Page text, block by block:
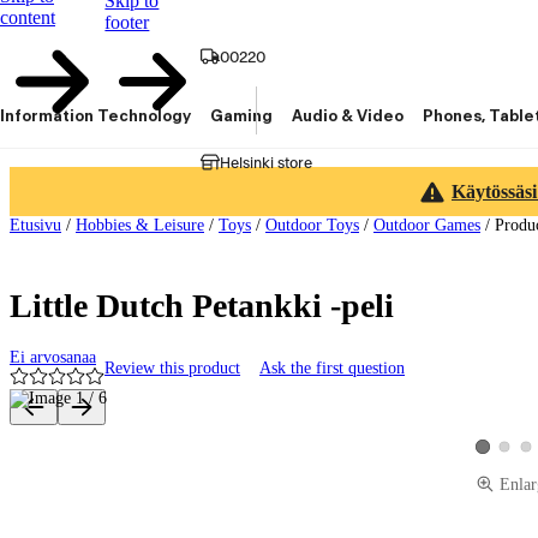
content
footer
00220
Helsinki store
Information Technology Gaming Audio & Video Phones,
Etusivu / Hobbies & Leisure / Toys / Outdoor Toys / Outdoor Games /
Little Dutch Petankki -peli
Ei arvosanaa
Review this product Ask the first question
Product images and videos
ViewView